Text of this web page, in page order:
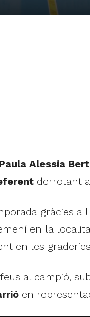
Alessia
derrotant a
gràcies a
en la
en les
al campió,
en